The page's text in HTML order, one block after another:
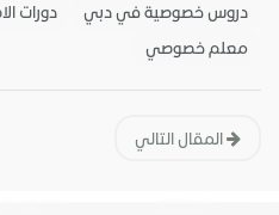
دروس خصوصية في دبي دورات
معلم خصوصي
المقال التالي